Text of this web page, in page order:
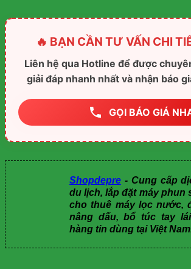
🔥 BẠN CẦN TƯ VẤN CHI
Liên hệ qua Hotline để được
giải đáp nhanh nhất và nhận báo
GỌI BÁO GIÁ
Shopdepre - Cung cấp
du lịch, lắp đặt máy phun
cho thuê máy lọc nước,
nâng dấu, bổ túc tay
hàng tin dùng tại Việt